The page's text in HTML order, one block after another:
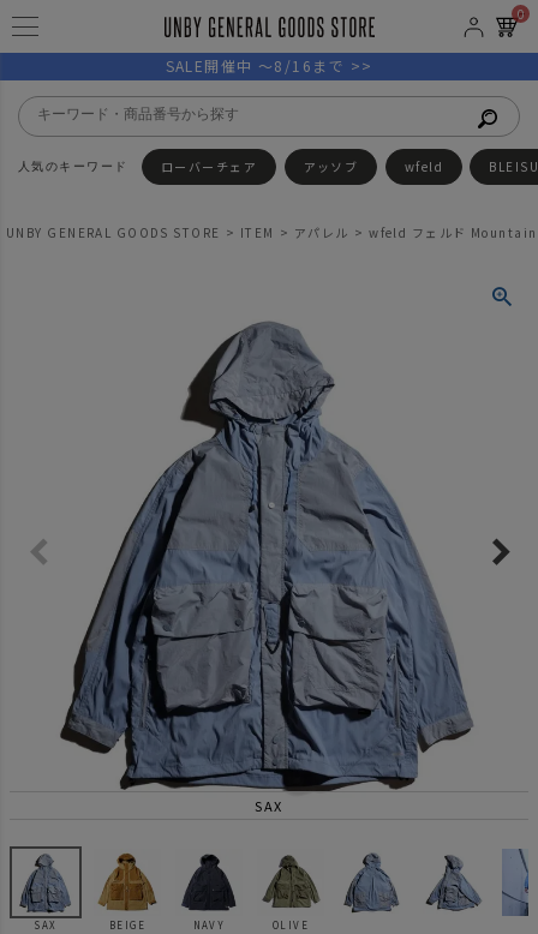
0
SALE開催中 ～8/16まで >>
ローバーチェア アッソブ wfeld
UNBY GENERAL GOODS STORE ITEM アパレル wfeld フェルド
SAX
SAX BEIGE NAVY OLIVE